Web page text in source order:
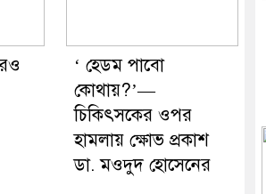
‘ হেডম পাবো
কোথায়?’—
চিকিৎসকের ওপর
হামলায় ক্ষোভ প্রকাশ
ডা. মওদুদ হোসেনের